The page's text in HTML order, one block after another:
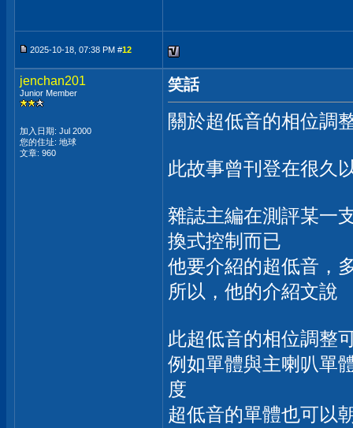
2025-10-18, 07:38 PM #12
jenchan201
Junior Member
加入日期: Jul 2000
您的住址: 地球
文章: 960
笑話
關於超低音的相位調
此故事曾刊登在很久
雜誌主編在測評某一
換式控制而已
他要介紹的超低音，
所以，他的介紹文說
此超低音的相位調整
例如單體與主喇叭單
度
超低音的單體也可以